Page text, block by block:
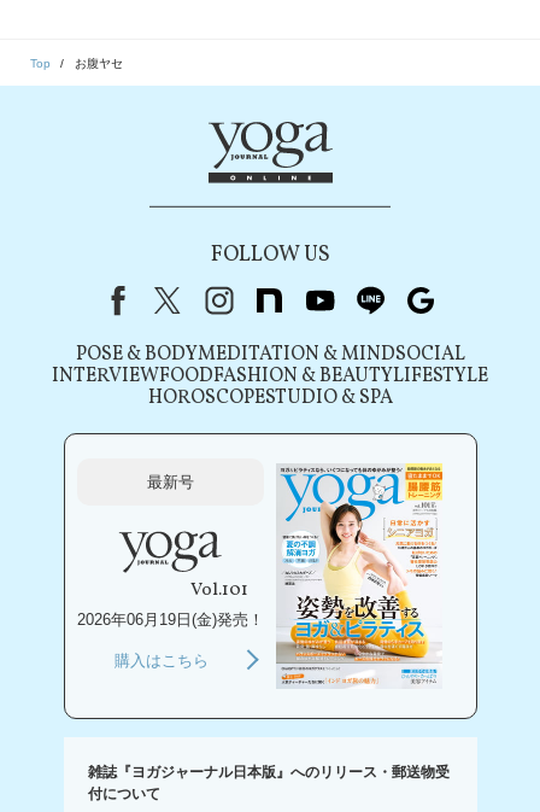
Top お腹ヤセ
FOLLOW US
FacebookX（旧Twitter）
instagram
note youtubeline
POSE & BODYMEDITATION & MINDSOCIAL
INTERVIEWFOODFASHION & BEAUTYLIFESTYLE
HOROSCOPESTUDIO & SPA
最新号
Vol.101
2026年06月19日(金)発売！
購入はこちら
雑誌『ヨガジャーナル日本版』へのリリース・郵送物受
付について